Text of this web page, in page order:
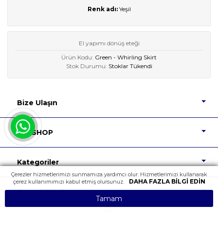
Renk adı: Yeşil
El yapımı dönüş eteği
Ürün Kodu: Green - Whirling Skirt
Stok Durumu: Stoklar Tükendi
Bize Ulaşın
DIP SHOP
Kategoriler
Önemli Bilgiler
Çerezler hizmetlerimizi sunmamıza yardımcı olur. Hizmetlerimizi kullanarak
çerez kullanımımızı kabul etmiş olursunuz.
DAHA FAZLA BILGI EDIN
Tamam